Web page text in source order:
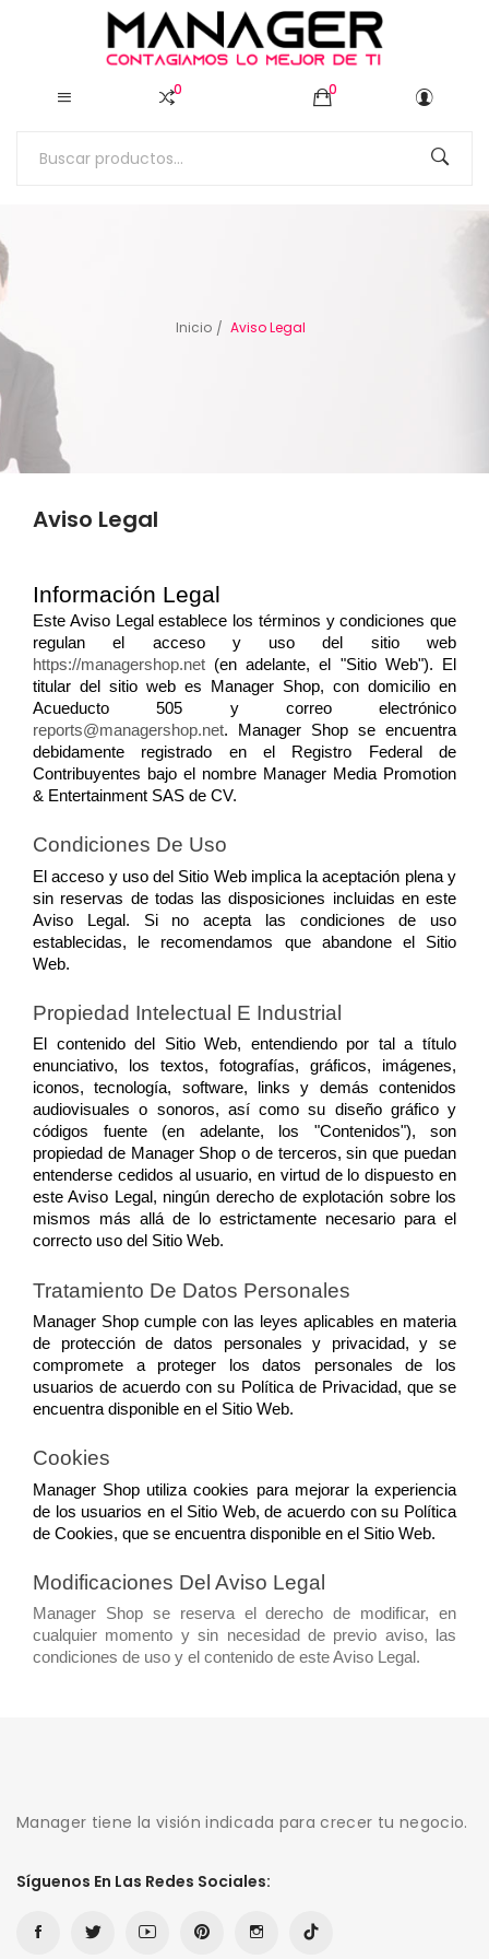
0 0
Inicio Aviso Legal
Aviso Legal
Información Legal
Este Aviso Legal establece los términos y condiciones que
https://managershop.net (en adelante, el "Sitio Web"). El
titular del sitio web es Manager Shop, con domicilio en
reports@managershop.net. Manager Shop se encuentra
debidamente registrado en el Registro Federal de
Contribuyentes bajo el nombre Manager Media Promotion
& Entertainment SAS de CV.
Condiciones De Uso
El acceso y uso del Sitio Web implica la aceptación plena y
sin reservas de todas las disposiciones incluidas en este
Aviso Legal. Si no acepta las condiciones de uso
establecidas, le recomendamos que abandone el Sitio
Web.
Propiedad Intelectual E Industrial
El contenido del Sitio Web, entendiendo por tal a título
enunciativo, los textos, fotografías, gráficos, imágenes,
iconos, tecnología, software, links y demás contenidos
audiovisuales o sonoros, así como su diseño gráfico y
códigos fuente (en adelante, los "Contenidos"), son
propiedad de Manager Shop o de terceros, sin que puedan
entenderse cedidos al usuario, en virtud de lo dispuesto en
este Aviso Legal, ningún derecho de explotación sobre los
mismos más allá de lo estrictamente necesario para el
correcto uso del Sitio Web.
Tratamiento De Datos Personales
Manager Shop cumple con las leyes aplicables en materia
de protección de datos personales y privacidad, y se
compromete a proteger los datos personales de los
usuarios de acuerdo con su Política de Privacidad, que se
encuentra disponible en el Sitio Web.
Cookies
Manager Shop utiliza cookies para mejorar la experiencia
de los usuarios en el Sitio Web, de acuerdo con su Política
de Cookies, que se encuentra disponible en el Sitio Web.
Modificaciones Del Aviso Legal
Manager Shop se reserva el derecho de modificar, en
cualquier momento y sin necesidad de previo aviso, las
condiciones de uso y el contenido de este Aviso Legal.
Manager tiene la visión indicada para crecer tu negocio.
Síguenos En Las Redes Sociales: